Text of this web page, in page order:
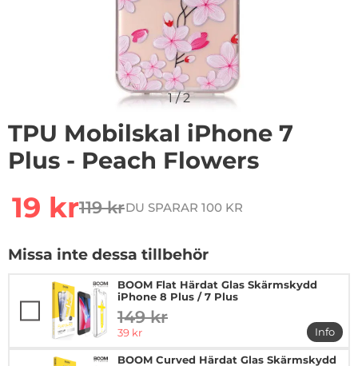
1/2
TPU Mobilskal iPhone 7
Plus - Peach Flowers
rea pris
19 krtidigare pris
119 krDU SPARAR 100 KR
Missa inte dessa tillbehör
BOOM Flat Härdat Glas Skärmskydd
iPhone 8 Plus / 7 Plus
tidigare pris
149 kr
rea pris
39 kr
Info
mer
BOOM Curved Härdat Glas Skärmskydd